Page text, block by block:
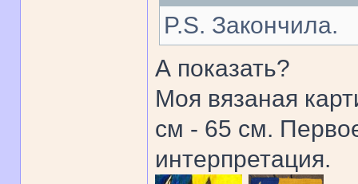
P.S. Закончила.
А показать?
Моя вязаная
см - 65 см.
интерпретация.